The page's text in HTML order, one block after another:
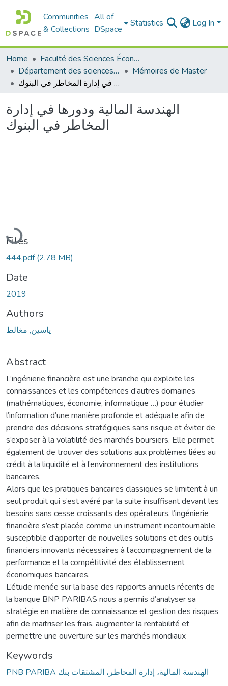
Communities
& Collections
All of
DSpace
Statistics Log In
Home
Faculté des Sciences Économiques Commerciales et des Sciences de Gestion
Département des sciences économiques
Mémoires de Master
الهندسة المالية ودورها في إدارة المخاطر في البنوك
الهندسة المالية ودورها في إدارة
المخاطر في البنوك
Loading...
Files
444.pdf(2.78 MB)
Date
2019
Authors
ياسين, مغالط
Abstract
L’ingénierie financière est une branche qui exploite les
connaissances et les compétences d’autres domaines
(mathématiques, économie, informatique …) pour étudier
l’information d’une manière profonde et adéquate afin de
prendre des décisions stratégiques sans risque et éviter de
s’exposer à la volatilité des marchés boursiers. Elle permet
également de trouver des solutions aux problèmes liées au
crédit à la liquidité et à l’environnement des institutions
bancaires.
Alors que les pratiques bancaires classiques se limitent à un
seul produit qui s’est avéré par la suite insuffisant devant les
besoins sans cesse croissants des opérateurs, l’ingénierie
financière s’est placée comme un instrument incontournable
susceptible d’apporter de nouvelles solutions et des outils
financiers innovants nécessaires à l’accompagnement de la
performance et la compétitivité des établissement
économiques bancaires.
L’étude menée sur la base des rapports annuels récents de
la banque BNP PARIBAS nous a permis d’analyser sa
stratégie en matière de connaissance et gestion des risques
afin de maitriser les frais, augmenter la rentabilité et
permettre une ouverture sur les marchés mondiaux
Keywords
PNB PARIBA الهندسة المالية، إدارة المخاطر، المشتقات بنك